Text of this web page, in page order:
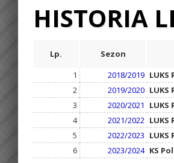
HISTORIA
Lp. Sezon
1
2018/2019 LUKS
2
2019/2020 LUKS
3
2020/2021
LUKS
4
2021/2022 LUKS
5
2022/2023 LUKS
6
2023/2024 KS